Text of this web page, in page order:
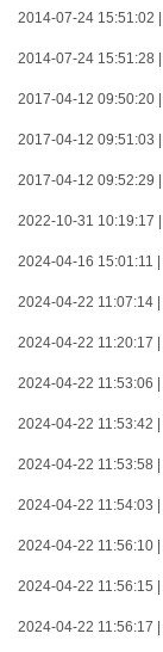
2014-07-24 15:51:02 |
2014-07-24 15:51:28 |
2017-04-12 09:50:20 |
2017-04-12 09:51:03 |
2017-04-12 09:52:29 |
2022-10-31 10:19:17 |
2024-04-16 15:01:11 |
2024-04-22 11:07:14 |
2024-04-22 11:20:17 |
2024-04-22 11:53:06 |
2024-04-22 11:53:42 |
2024-04-22 11:53:58 |
2024-04-22 11:54:03 |
2024-04-22 11:56:10 |
2024-04-22 11:56:15 |
2024-04-22 11:56:17 |